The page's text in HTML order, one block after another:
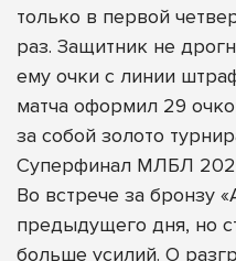
только в первой
раз. Защитник не
ему очки с линии
матча оформил 29
за собой золото
Суперфинал МЛБЛ
Во встрече за бронзу
предыдущего дня, но
больше усилий. О